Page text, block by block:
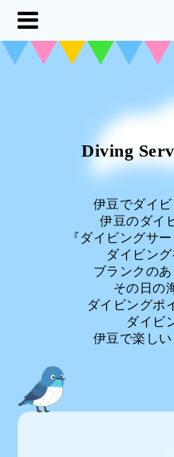
Diving
伊豆でダイビ
伊豆のダイ
『ダイビングサ
ダイビン
ブランクのあ
その日の
ダイビングポ
ダイビ
伊豆で楽しい